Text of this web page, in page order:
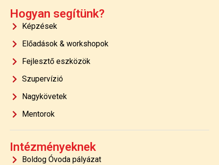
Hogyan segítünk?
Képzések
Előadások & workshopok
Fejlesztő eszközök
Szupervízió
Nagykövetek
Mentorok
Intézményeknek
Boldog Óvoda pályázat